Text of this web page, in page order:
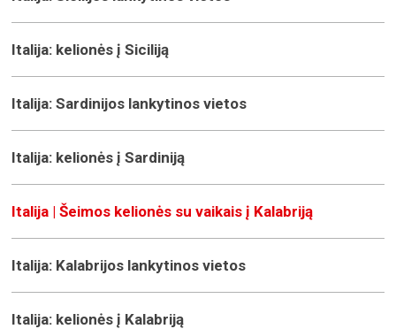
Italija: kelionės į Siciliją
Italija: Sardinijos lankytinos vietos
Italija: kelionės į Sardiniją
Italija | Šeimos kelionės su vaikais į Kalabriją
Italija: Kalabrijos lankytinos vietos
Italija: kelionės į Kalabriją